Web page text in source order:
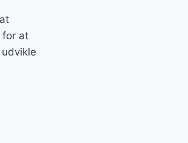
for at